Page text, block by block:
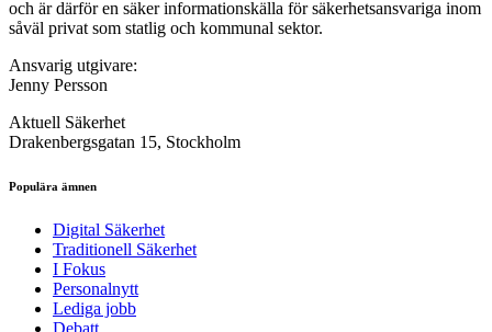
och är därför en säker informationskälla för säkerhets­ansvariga inom
såväl privat som statlig och kommunal sektor.
Ansvarig utgivare:
Jenny Persson
Aktuell Säkerhet
Drakenbergsgatan 15, Stockholm
Populära ämnen
Digital Säkerhet
Traditionell Säkerhet
I Fokus
Personalnytt
Lediga jobb
Debatt